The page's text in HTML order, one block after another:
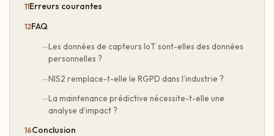
Erreurs courantes
FAQ
Les données de capteurs IoT sont-elles des données
personnelles ?
NIS2 remplace-t-elle le RGPD dans l’industrie ?
La maintenance prédictive nécessite-t-elle une
analyse d’impact ?
Conclusion